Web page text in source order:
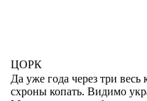
ЦОРК
Да уже года через три весь
схроны копать. Видимо